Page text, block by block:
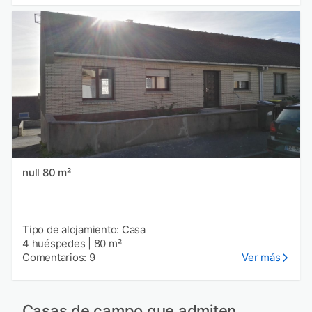
null 80 m²
Tipo de alojamiento: Casa
4 huéspedes
80 m²
Comentarios: 9
Ver más